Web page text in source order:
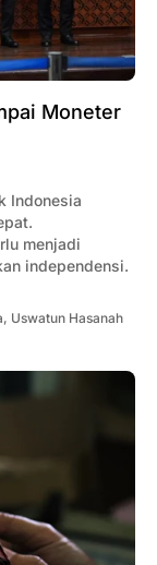
Moneter
Indonesia
menjadi
independensi.
, Uswatun Hasanah